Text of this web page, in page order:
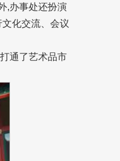
,办事处还扮演
化交流、会议
通了艺术品市